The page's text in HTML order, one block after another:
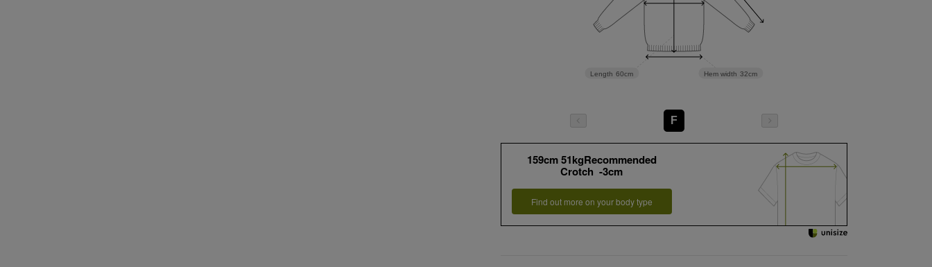
Hem width 32cm
Length 60cm
F
159cm 51kgRecommended
Crotch -3cm
Find out more on your body type